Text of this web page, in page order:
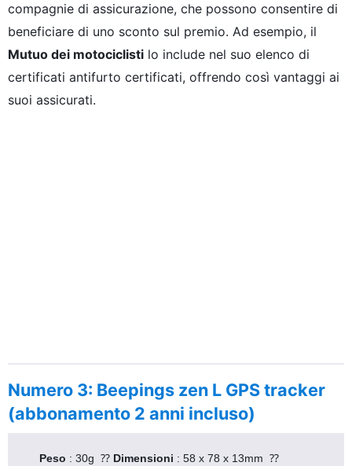
compagnie di assicurazione, che possono consentire di
beneficiare di uno sconto sul premio. Ad esempio, il
Mutuo dei motociclisti lo include nel suo elenco di
certificati antifurto certificati, offrendo così vantaggi ai
suoi assicurati.
Numero 3: Beepings zen L GPS tracker
(abbonamento 2 anni incluso)
Peso : 30g  ⁇ Dimensioni